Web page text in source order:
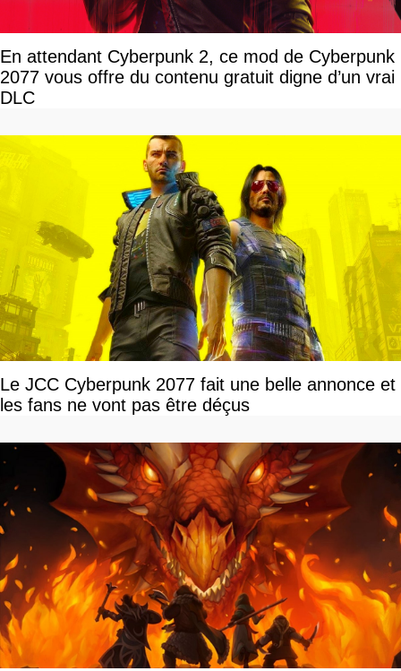
En attendant Cyberpunk 2, ce mod de Cyberpunk
2077 vous offre du contenu gratuit digne d’un vrai
DLC
Le JCC Cyberpunk 2077 fait une belle annonce et
les fans ne vont pas être déçus